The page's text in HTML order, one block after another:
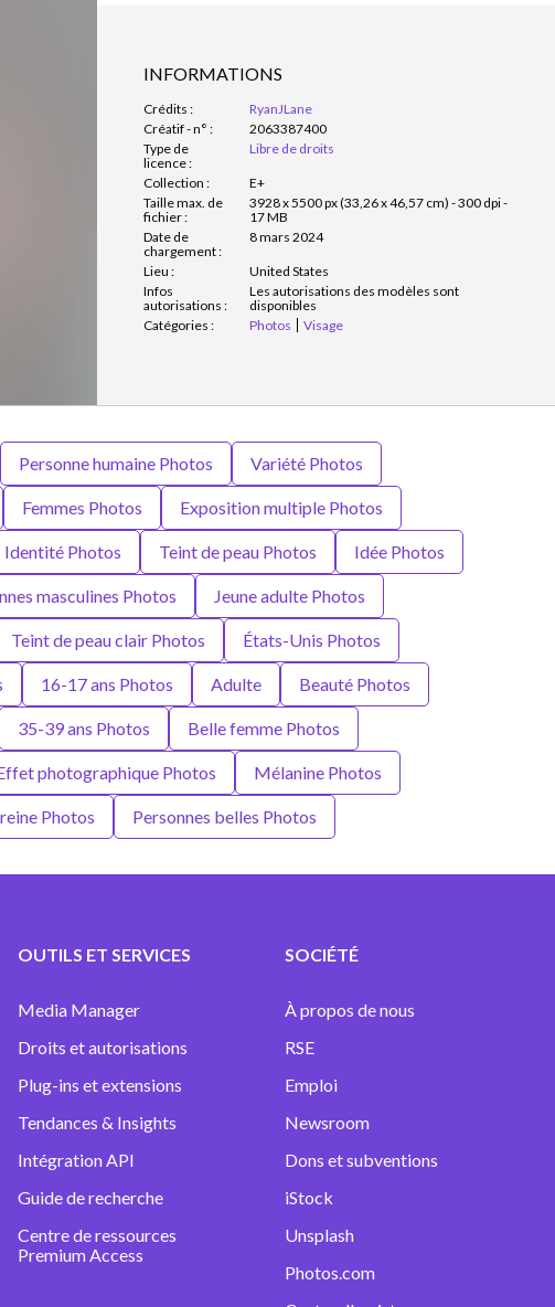
INFORMATIONS
Crédits :
RyanJLane
Créatif - n° :
2063387400
Type de
licence :
Libre de droits
Collection :
E+
Taille max. de
fichier :
3928 x 5500 px (33,26 x 46,57 cm) - 300 dpi -
17 MB
Date de
chargement :
8 mars 2024
Lieu :
United States
Infos
autorisations :
Les autorisations des modèles sont
disponibles
Catégories :
Photos Visage
Personne humaine Photos Variété Photos
Femmes Photos Exposition multiple Photos
Identité Photos Teint de peau Photos Idée Photos
masculines Photos Jeune adulte Photos
Teint de peau clair Photos États-Unis Photos
16-17 ans Photos Adulte Beauté Photos
35-39 ans Photos Belle femme Photos
photographique Photos Mélanine Photos
Photos Personnes belles Photos
OUTILS ET SERVICES
Media Manager
Droits et autorisations
Plug-ins et extensions
Tendances & Insights
Intégration API
Guide de recherche
Centre de ressources
Premium Access
SOCIÉTÉ
À propos de nous
RSE
Emploi
Newsroom
Dons et subventions
iStock
Unsplash
Photos.com